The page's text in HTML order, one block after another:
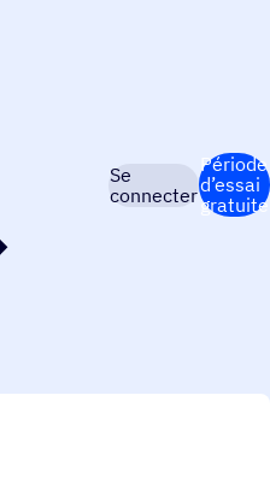
Se
connecter
Période
d’essai
gratuite